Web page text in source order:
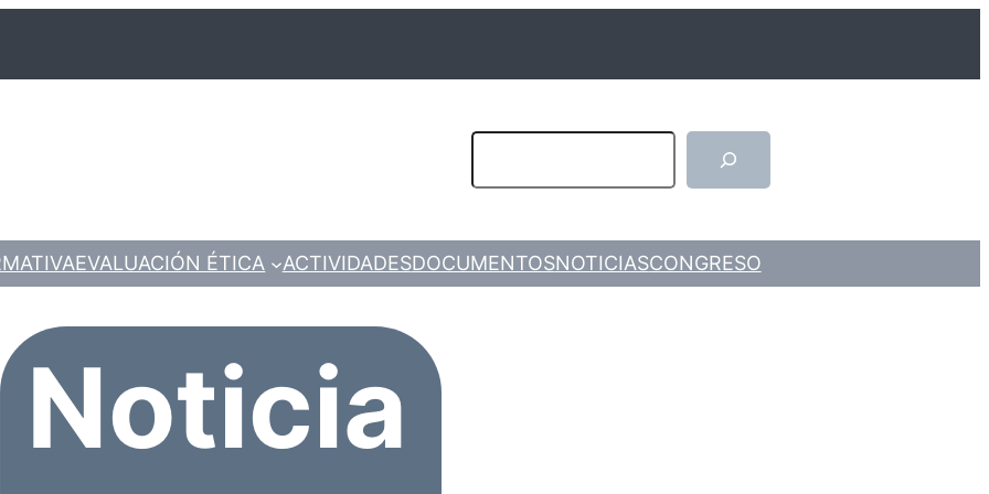
EVALUACIÓN ÉTICA ACTIVIDADESDOCUMENTOSNOTICIASCONGRESO
Noticia